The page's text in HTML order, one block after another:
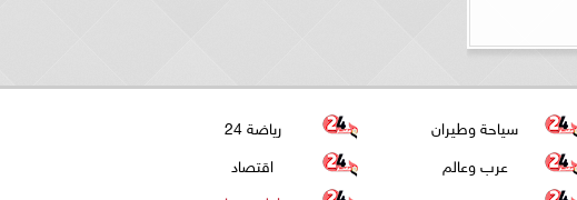
سياحة وطيران
رياضة 24
عرب وعالم
اقتصاد